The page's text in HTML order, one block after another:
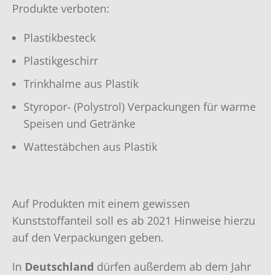
Produkte verboten:
Plastikbesteck
Plastikgeschirr
Trinkhalme aus Plastik
Styropor- (Polystrol) Verpackungen für warme
Speisen und Getränke
Wattestäbchen aus Plastik
Auf Produkten mit einem gewissen
Kunststoffanteil soll es ab 2021 Hinweise hierzu
auf den Verpackungen geben.
In Deutschland dürfen außerdem ab dem Jahr